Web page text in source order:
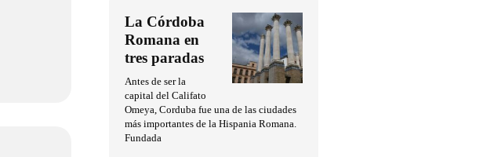
La Córdoba
Romana en
tres paradas
Antes de ser la
capital del Califato
Omeya, Corduba fue una de las ciudades
más importantes de la Hispania Romana.
Fundada